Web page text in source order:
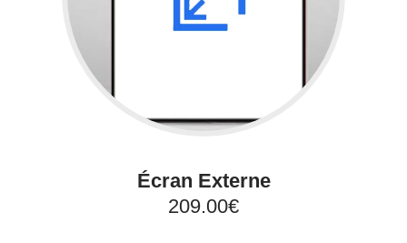
Écran Externe
209.00€